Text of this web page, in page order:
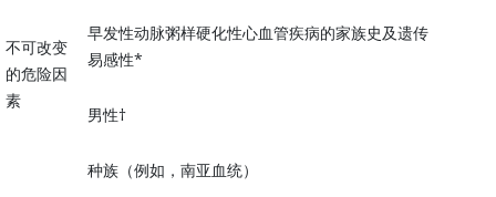
不可改变
的危险因
素
早发性动脉粥样硬化性心血管疾病的家族史及遗传
易感性*
男性†
种族（例如，南亚血统）